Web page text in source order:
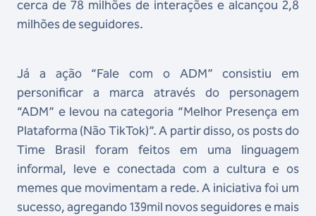
cerca de 78 milhões de interações e alcançou 2,8
milhões de seguidores.
Já a ação “Fale com o ADM” consistiu em
personificar a marca através do personagem
“ADM” e levou na categoria “Melhor Presença em
Plataforma (Não TikTok)”. A partir disso, os posts do
Time Brasil foram feitos em uma linguagem
informal, leve e conectada com a cultura e os
memes que movimentam a rede. A iniciativa foi um
sucesso, agregando 139mil novos seguidores e mais